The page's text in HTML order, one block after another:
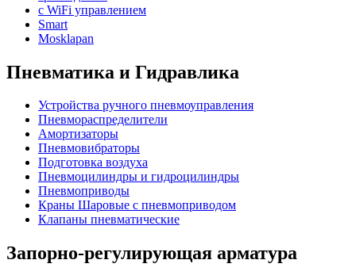
с WiFi управлением
Smart
Mosklapan
Пневматика и Гидравлика
Устройства ручного пневмоуправления
Пневмораспределители
Амортизаторы
Пневмовибраторы
Подготовка воздуха
Пневмоцилиндры и гидроцилиндры
Пневмоприводы
Краны Шаровые с пневмоприводом
Клапаны пневматические
Запорно-регулирующая арматура